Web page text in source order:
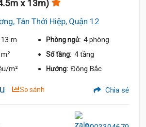
x 13m)
Tân Thới Hiệp, Quận 12
m Phòng ngủ: 4 phòng
Số tầng: 4 tầng
m² Hướng: Đông Bắc
So sánh Chia sẻ